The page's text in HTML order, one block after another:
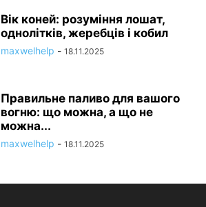
Вік коней: розуміння лошат,
однолітків, жеребців і кобил
maxwelhelp - 18.11.2025
Правильне паливо для вашого
вогню: що можна, а що не
можна...
maxwelhelp - 18.11.2025